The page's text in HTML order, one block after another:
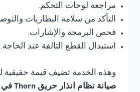
مراجعة لوحات التحكم.
التأكد من سلامة البطاريات
فحص البرمجة والإشارات.
استبدال القطع التالفة عند الحاجة.
وهذه الخدمة تضيف قيمة حقيقية
صيانة نظام انذار حريق Thorn في الجيزة